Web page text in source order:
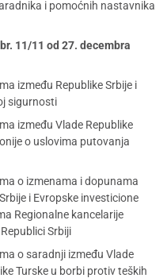
i pomoćnih nastavnika
11/11 od 27. decembra
između Republike Srbije i
sigurnosti
između Vlade Republike
o uslovima putovanja
o izmenama i dopunama
i Evropske investicione
Regionalne kancelarije
Srbiji
o saradnji između Vlade
Turske u borbi protiv teških